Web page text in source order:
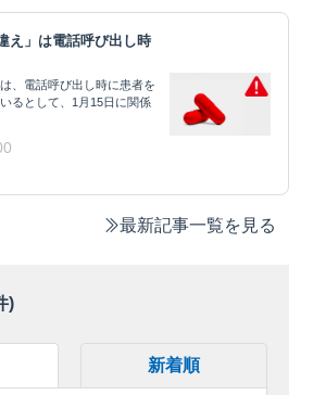
え」は電話呼び出し時
、電話呼び出し時に患者を
るとして、1月15日に関係
最新記事一覧を見る
)
新着順